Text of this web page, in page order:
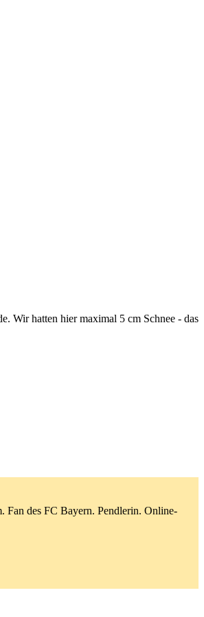
Wir hatten hier maximal 5 cm Schnee - das
Fan des FC Bayern. Pendlerin. Online-